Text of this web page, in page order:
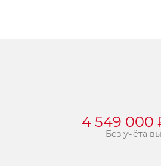
4 549 000
Без учёта